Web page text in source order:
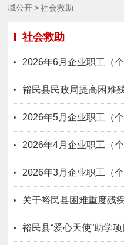
域公开 > 社会救助
社会救助
2026年6月企业职工（个体、
裕民县民政局提高困难残疾人生活补贴
2026年5月企业职工（个体
2026年4月企业职工（个体、
2026年3月企业职工（个体、
关于裕民县困难重度残疾人家庭
裕民县“爱心天使”助学